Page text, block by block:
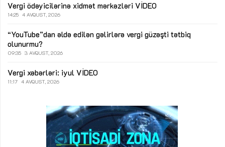
Vergi ödəyicilərinə xidmət mərkəzləri VİDEO
14:25 4 AVQUST, 2026
“YouTube”dan əldə edilən gəlirlərə vergi güzəşti tətbiq
olunurmu?
09:35 3 AVQUST, 2026
Vergi xəbərləri: iyul VİDEO
11:17 4 AVQUST, 2026